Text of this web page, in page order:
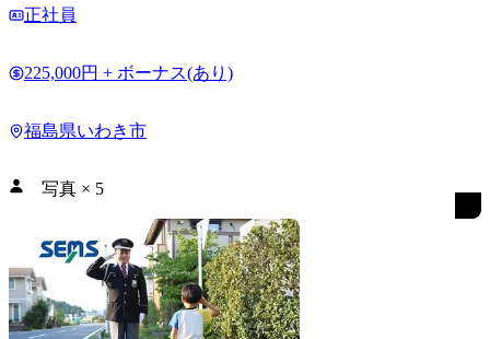
正社員
225,000円 + ボーナス(あり)
福島県いわき市
写真 × 5